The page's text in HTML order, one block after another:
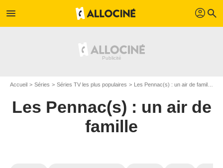
menu profil search
Accueil Séries Séries TV les plus populaires Les Pennac(s) : un air de famille
Les Pennac(s) : un air de
famille